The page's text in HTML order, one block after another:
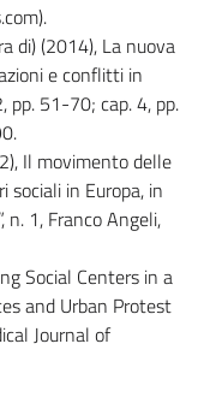
di) (2014), La nuova
e conflitti in
pp. 51-70; cap. 4, pp.
Il movimento delle
sociali in Europa, in
n. 1, Franco Angeli,
Social Centers in a
and Urban Protest
Journal of